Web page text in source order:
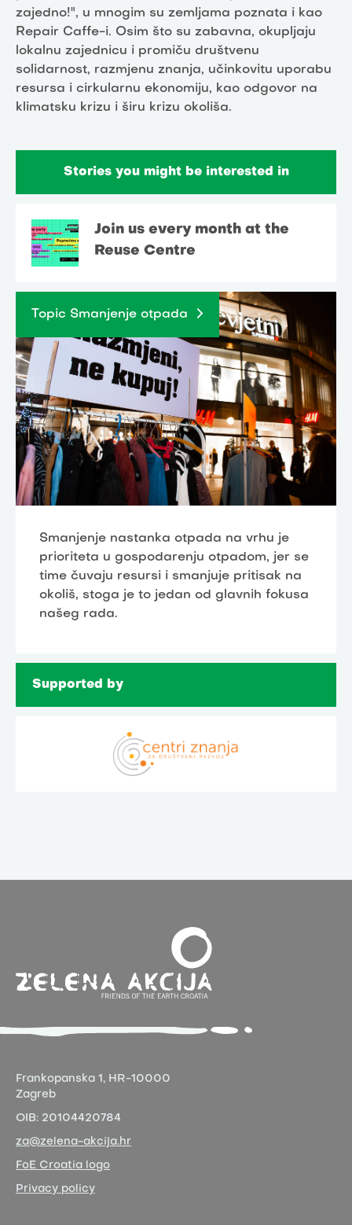
zajedno!", u mnogim su zemljama poznata i kao
Repair Caffe-i. Osim što su zabavna, okupljaju
lokalnu zajednicu i promiču društvenu
solidarnost, razmjenu znanja, učinkovitu uporabu
resursa i cirkularnu ekonomiju, kao odgovor na
klimatsku krizu i širu krizu okoliša.
Stories you might be interested in
Join us every month at the
Reuse Centre
Topic Smanjenje otpada
Smanjenje nastanka otpada na vrhu je
prioriteta u gospodarenju otpadom, jer se
time čuvaju resursi i smanjuje pritisak na
okoliš, stoga je to jedan od glavnih fokusa
našeg rada.
Supported by
Frankopanska 1, HR-10000
Zagreb
OIB: 20104420784
za@zelena-akcija.hr
FoE Croatia logo
Privacy policy